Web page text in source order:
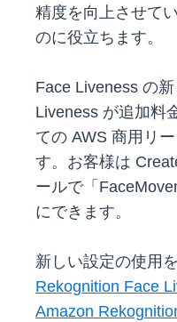
精度を向上させて
のに役立ちます。
Face Liveness の
Liveness が追加料
ての AWS 商用リ
す。お客様は
ールで「
にできます。
新しい設定の使用
Rekognition Face
Amazon